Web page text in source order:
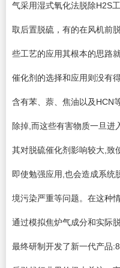
气采用湿式氧化法脱除H2S
取后置脱硫，有的在风机前
些工艺的应用其根本的思路
催化剂的选择和应用则没有
含有苯、萘、焦油以及HCN
除掉,而这些有害物质一旦进
其对脱硫催化剂影响较大,致
即使勉强应用,也会造成系统
境污染严重等问题。在这种
通过模拟焦炉气成分和实际
最终研制开发了新一代产品